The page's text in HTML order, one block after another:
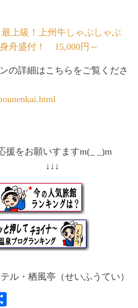
上級！上州牛しゃぶしゃぶ
舟盛付！ 15,000円～
の詳細はこちらをご覧くださ
援をお願いすますm(_ _)m
↓↓↓
ル・栖風亭（せいふうてい）